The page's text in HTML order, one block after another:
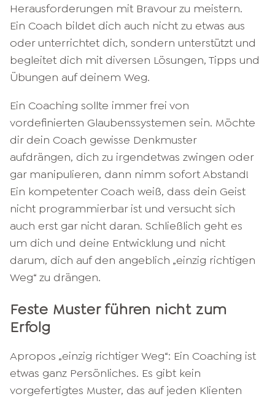
Herausforderungen mit Bravour zu meistern.
Ein Coach bildet dich auch nicht zu etwas aus
oder unterrichtet dich, sondern unterstützt und
begleitet dich mit diversen Lösungen, Tipps und
Übungen auf deinem Weg.
Ein Coaching sollte immer frei von
vordefinierten Glaubenssystemen sein. Möchte
dir dein Coach gewisse Denkmuster
aufdrängen, dich zu irgendetwas zwingen oder
gar manipulieren, dann nimm sofort Abstand!
Ein kompetenter Coach weiß, dass dein Geist
nicht programmierbar ist und versucht sich
auch erst gar nicht daran. Schließlich geht es
um dich und deine Entwicklung und nicht
darum, dich auf den angeblich „einzig richtigen
Weg“ zu drängen.
Feste Muster führen nicht zum
Erfolg
Apropos „einzig richtiger Weg“: Ein Coaching ist
etwas ganz Persönliches. Es gibt kein
vorgefertigtes Muster, das auf jeden Klienten